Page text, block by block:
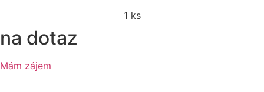
1 ks
na dotaz
Mám zájem